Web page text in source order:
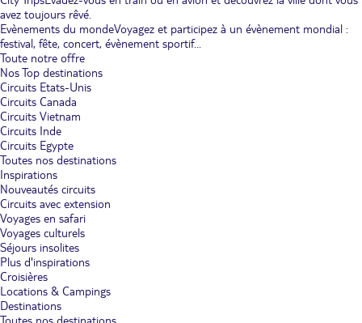
avez toujours rêvé.
Evènements du mondeVoyagez et participez à un évènement mondial :
festival, fête, concert, évènement sportif...
Toute notre offre
Nos Top destinations
Circuits Etats-Unis
Circuits Canada
Circuits Vietnam
Circuits Inde
Circuits Egypte
Toutes nos destinations
Inspirations
Nouveautés circuits
Circuits avec extension
Voyages en safari
Voyages culturels
Séjours insolites
Plus d'inspirations
Croisières
Locations & Campings
Destinations